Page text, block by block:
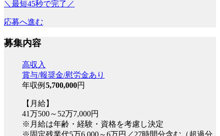
＼最短45秒で完了／
応募へ進む
募集内容
高収入
賞与/報奨金/慰労金あり
年収例 5,700,000円
【月給】
41万500～52万7,000円
※月給は年齢・経験・資格を考慮し決定